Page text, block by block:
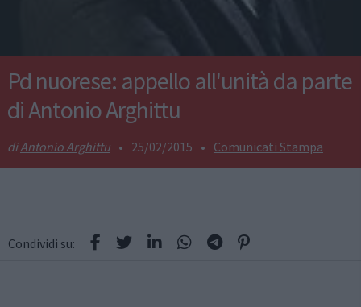
Pd nuorese: appello all'unità da parte
di Antonio Arghittu
Antonio Arghittu • 25/02/2015 • Comunicati Stampa
Condividi su: